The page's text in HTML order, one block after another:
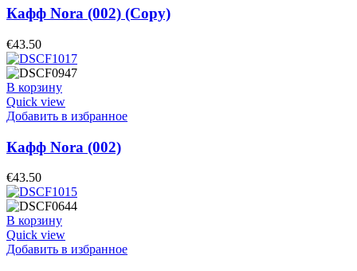
Кафф Nora (002) (Copy)
€43.50
В корзину
Quick view
Добавить в избранное
Кафф Nora (002)
€43.50
В корзину
Quick view
Добавить в избранное